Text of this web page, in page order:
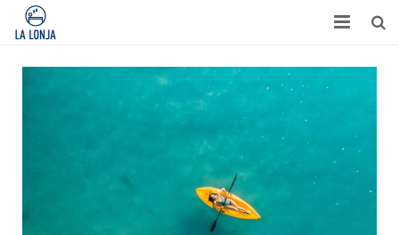
HABITACIONES
TURISMO